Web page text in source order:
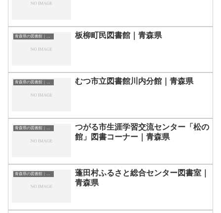
青森県の図書館｜勉強できる場所 板柳町民図書館｜青森県
青森県の図書館｜勉強できる場所 むつ市立図書館川内分館｜青森県
青森県の図書館｜勉強できる場所
つがる市生涯学習交流センター「松の
館」図書コーナー｜青森県
青森県の図書館｜勉強できる場所
蓬田村ふるさと総合センター図書室｜
青森県